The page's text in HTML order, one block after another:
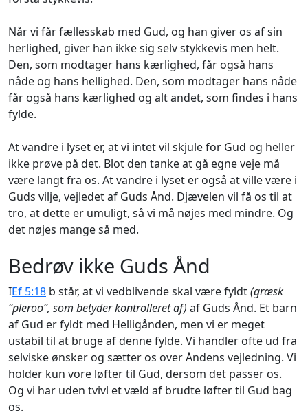
Når vi får fællesskab med Gud, og han giver os af sin
herlighed, giver han ikke sig selv stykkevis men helt.
Den, som modtager hans kærlighed, får også hans
nåde og hans hellighed. Den, som modtager hans nåde
får også hans kærlighed og alt andet, som findes i hans
fylde.
At vandre i lyset er, at vi intet vil skjule for Gud og heller
ikke prøve på det. Blot den tanke at gå egne veje må
være langt fra os. At vandre i lyset er også at ville være i
Guds vilje, vejledet af Guds Ånd. Djævelen vil få os til at
tro, at dette er umuligt, så vi må nøjes med mindre. Og
det nøjes mange så med.
Bedrøv ikke Guds Ånd
IEf 5:18 b står, at vi vedblivende skal være fyldt(græsk
“pleroo”, som betyder kontrolleret af) af Guds Ånd. Et barn
af Gud er fyldt med Helligånden, men vi er meget
ustabil til at bruge af denne fylde. Vi handler ofte ud fra
selviske ønsker og sætter os over Åndens vejledning. Vi
holder kun vore løfter til Gud, dersom det passer os.
Og vi har uden tvivl et væld af brudte løfter til Gud bag
os.